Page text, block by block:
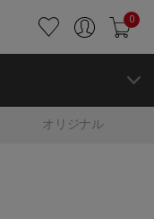
0
オリジナル